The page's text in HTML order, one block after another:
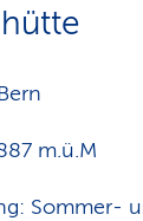
m.ü.M
Sommer-